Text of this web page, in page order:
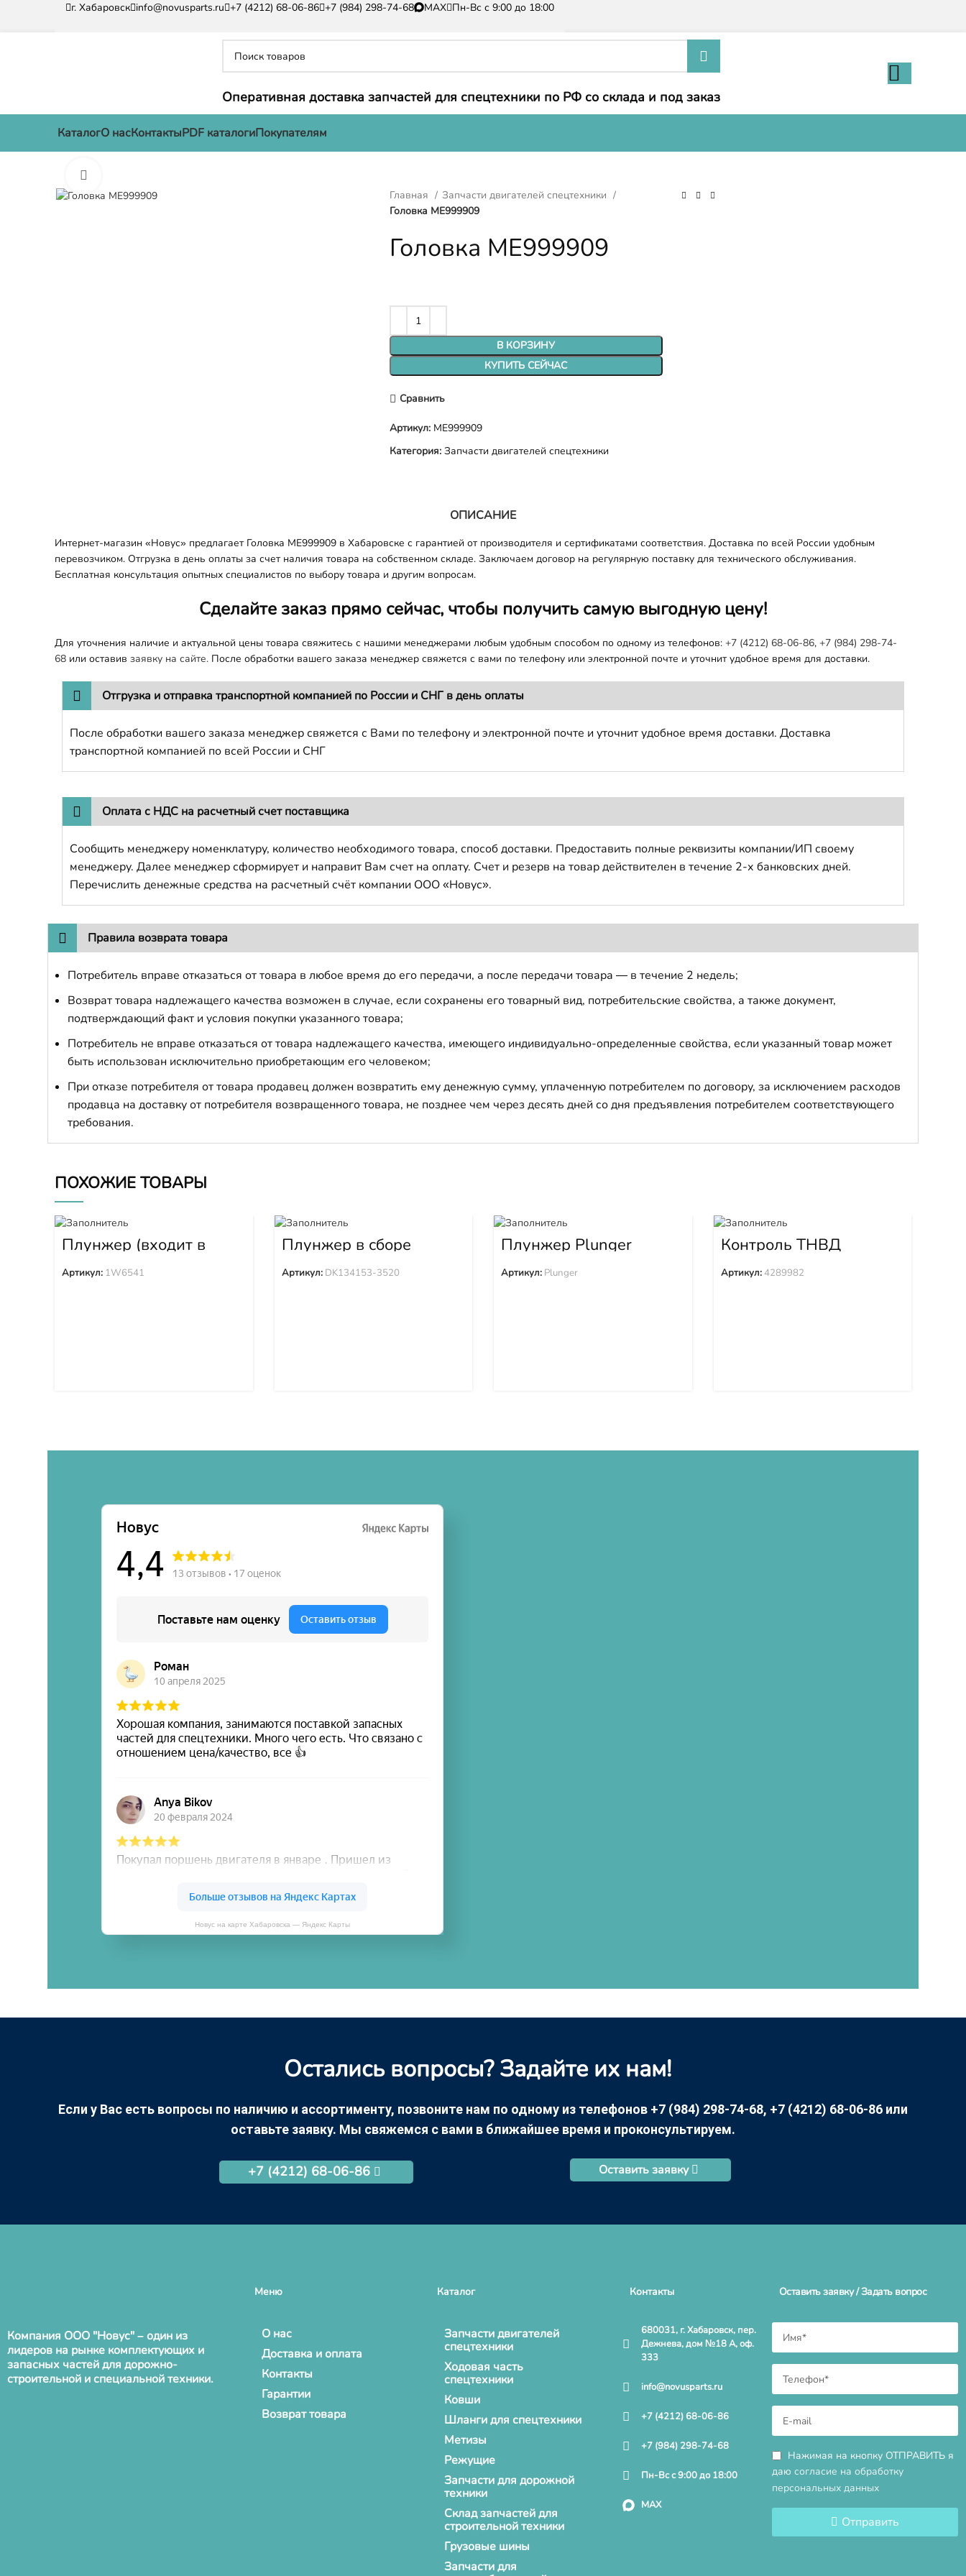
г. Хабаровск info@novusparts.ru +7 (4212) 68-06-86 +7 (984) 298-74-68 MAX Пн-Вс с 9:00 до 18:00
Оперативная доставка запчастей для спецтехники по РФ со склада и под заказ
КаталогО насКонтактыPDF каталогиПокупателям
Главная
Запчасти двигателей спецтехники
Головка ME999909
Головка ME999909
В КОРЗИНУ
КУПИТЬ СЕЙЧАС
Сравнить
Артикул: ME999909
Категория: Запчасти двигателей спецтехники
ОПИСАНИЕ
Интернет-магазин «Новус» предлагает Головка ME999909 в Хабаровске с гарантией от производителя и сертификатами соответствия. Доставка по всей России удобным
перевозчиком. Отгрузка в день оплаты за счет наличия товара на собственном складе. Заключаем договор на регулярную поставку для технического обслуживания.
Бесплатная консультация опытных специалистов по выбору товара и другим вопросам.
Сделайте заказ прямо сейчас, чтобы получить самую выгодную цену!
Для уточнения наличие и актуальной цены товара свяжитесь с нашими менеджерами любым удобным способом по одному из телефонов: +7 (4212) 68-06-86, +7 (984) 298-74-
68 или оставив заявку на сайте. После обработки вашего заказа менеджер свяжется с вами по телефону или электронной почте и уточнит удобное время для доставки.
Отгрузка и отправка транспортной компанией по России и СНГ в день оплаты
После обработки вашего заказа менеджер свяжется с Вами по телефону и электронной почте и уточнит удобное время доставки. Доставка
транспортной компанией по всей России и СНГ
Оплата с НДС на расчетный счет поставщика
Сообщить менеджеру номенклатуру, количество необходимого товара, способ доставки. Предоставить полные реквизиты компании/ИП своему
менеджеру. Далее менеджер сформирует и направит Вам счет на оплату. Счет и резерв на товар действителен в течение 2-х банковских дней.
Перечислить денежные средства на расчетный счёт компании ООО «Новус».
Правила возврата товара
Потребитель вправе отказаться от товара в любое время до его передачи, а после передачи товара — в течение 2 недель;
Возврат товара надлежащего качества возможен в случае, если сохранены его товарный вид, потребительские свойства, а также документ,
подтверждающий факт и условия покупки указанного товара;
Потребитель не вправе отказаться от товара надлежащего качества, имеющего индивидуально-определенные свойства, если указанный товар может
быть использован исключительно приобретающим его человеком;
При отказе потребителя от товара продавец должен возвратить ему денежную сумму, уплаченную потребителем по договору, за исключением расходов
продавца на доставку от потребителя возвращенного товара, не позднее чем через десять дней со дня предъявления потребителем соответствующего
требования.
ПОХОЖИЕ ТОВАРЫ
Плунжер (входит в
1W6539) 1W6541
Артикул: 1W6541
Плунжер в сборе
DK134153-3520
Артикул: DK134153-3520
Плунжер Plunger
Артикул: Plunger
Контроль ТНВД
4289982
Артикул:4289982
Новус на карте Хабаровска — Яндекс Карты
Остались вопросы? Задайте их нам!
Если у Вас есть вопросы по наличию и ассортименту, позвоните нам по одному из телефонов +7 (984) 298-74-68, +7 (4212) 68-06-86 или
оставьте заявку. Мы свяжемся с вами в ближайшее время и проконсультируем.
+7 (4212) 68-06-86 Оставить заявку
Компания ООО "Новус" – один из
лидеров на рынке комплектующих и
запасных частей для дорожно-
строительной и специальной техники.
Меню
О нас
Доставка и оплата
Контакты
Гарантии
Возврат товара
Каталог
Запчасти двигателей
спецтехники
Ходовая часть
спецтехники
Ковши
Шланги для спецтехники
Метизы
Режущие
Запчасти для дорожной
техники
Склад запчастей для
строительной техники
Грузовые шины
Запчасти для
Контакты
680031, г. Хабаровск, пер.
Дежнева, дом №18 А, оф.
333
info@novusparts.ru
+7 (4212) 68-06-86
+7 (984) 298-74-68
Пн-Вс с 9:00 до 18:00
MAX
Оставить заявку / Задать вопрос
Нажимая на кнопку ОТПРАВИТЬ я
даю согласие на обработку
персональных данных
Отправить